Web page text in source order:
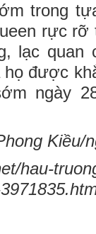
trong
rực rỡ
lạc quan
được
ngày
Kiều/
hau-